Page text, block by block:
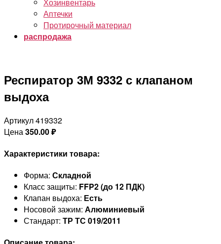
Аптечки
Протирочный материал
распродажа
Респиратор 3М 9332 с клапаном
выдоха
Артикул 419332
Цена350.00₽
Характеристики товара:
Форма: Складной
Класс защиты: FFP2 (до 12 ПДК)
Клапан выдоха: Есть
Носовой зажим: Алюминиевый
Стандарт: ТР ТС 019/2011